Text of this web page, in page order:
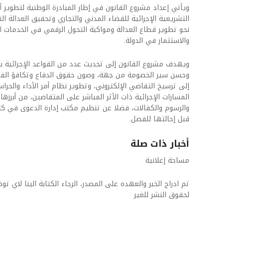
ويأتي إعداد مشروع القانون في إطار المبادرة الوطنية لتطوير
التشريعية الإجرائية للقضاء المدني والتجاري وتحقيق
نحو تطوير قطاع العدالة ومواكبة التحول الرقمي في الخدمات
والاستثمار في الدولة.
ويهدف مشروع القانون إلى تحديث عدد من القواعد الإجرائية
وحسن سير الخصومة من جهة، وصون حقوق الدفاع وتكافؤ
إلى ترسيخ التقاضي الإلكتروني، وتطوير نظام أمر الأداء
المسارات الإجرائية ذات الأثر المباشر على المتقاضين، من
والرسوم والكفالات، فضلا عن تنظيم مكتب إدارة الدعوى في
قبل إحالتها للفصل.
أخبار ذات صلة
مساحة إعلانية
تم ادراج الخبر والعهده على المصدر، الرجاء الكتابة الينا لاي
لحقوق النشر للغير